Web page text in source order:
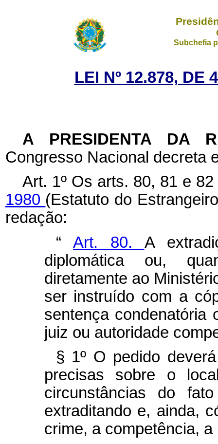
Subchefia
LEI Nº 12.878, DE
A PRESIDENTA DA
Congresso Nacional decreta
Art. 1º Os arts. 80, 81 e
1980 (Estatuto do
redação:
“ Art. 80. A
diplomática ou,
diretamente ao
ser instruído com a
sentença condenatória
juiz ou autoridade
§ 1º O pedido
precisas sobre o
circunstâncias do
extraditando e, ainda,
crime, a competência,